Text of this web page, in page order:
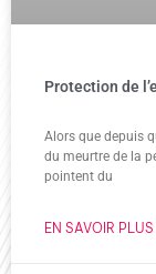
Protection de
Alors que depuis
du meurtre de la
pointent du
EN SAVOIR